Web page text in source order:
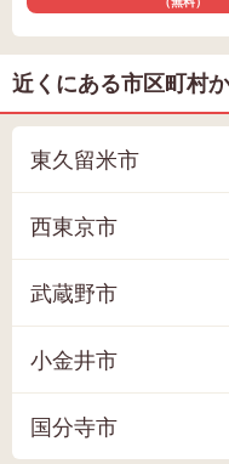
近くにある市区町村
東久留米市
西東京市
武蔵野市
小金井市
国分寺市